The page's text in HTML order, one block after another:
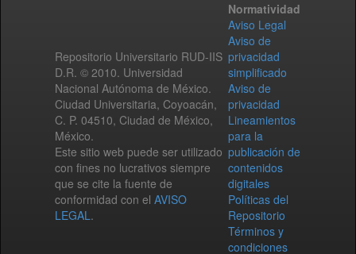
Repositorio Universitario RUD-IIS
D.R. © 2010. Universidad
Nacional Autónoma de México.
Ciudad Universitaria, Coyoacán,
C. P. 04510, Ciudad de México,
México.
Este sitio web puede ser utilizado
con fines no lucrativos siempre
que se cite la fuente de
conformidad con el AVISO
LEGAL.
Normatividad
Aviso Legal
Aviso de
privacidad
simplificado
Aviso de
privacidad
Lineamientos
para la
publicación de
contenidos
digitales
Políticas del
Repositorio
Términos y
condiciones